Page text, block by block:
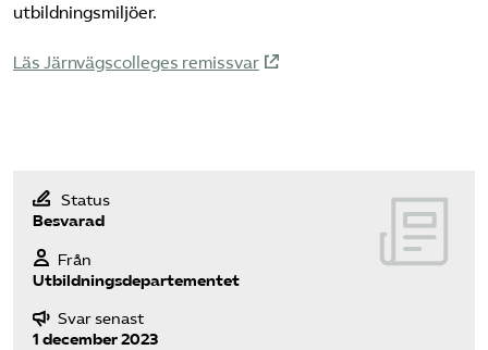
utbildningsmiljöer.
Läs Järnvägscolleges remissvar
Status
Besvarad
Från
Utbildningsdepartementet
Svar senast
1 december 2023